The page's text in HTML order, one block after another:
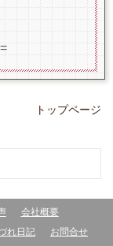
トップページ
会社概要
れ日記 お問合せ